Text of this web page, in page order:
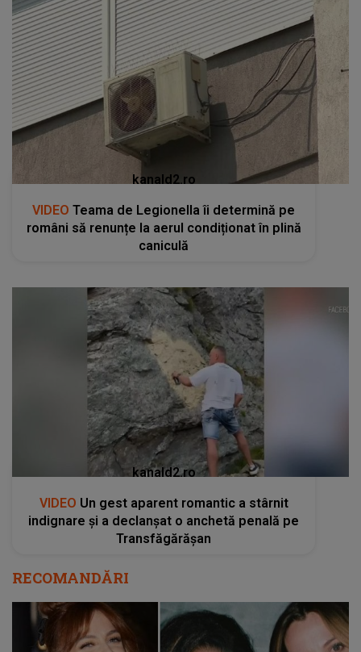
kanald2.ro
VIDEO Teama de Legionella îi determină pe
români să renunțe la aerul condiționat în plină
caniculă
kanald2.ro
VIDEO Un gest aparent romantic a stârnit
indignare și a declanșat o anchetă penală pe
Transfăgărășan
RECOMANDĂRI